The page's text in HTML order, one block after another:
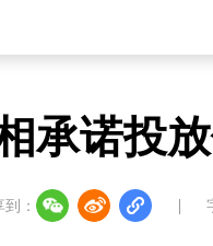
承诺投
：